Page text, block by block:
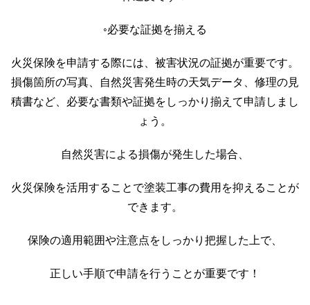
◦必要な証拠を揃える
火災保険を申請する際には、被害状況の証拠が重要です。
損傷箇所の写真、自然災害発生時の天気データ、修理の見
積書など、必要な書類や証拠をしっかり揃えて申請しまし
ょう。
自然災害による損傷が発生した場合、
火災保険を活用することで塗装工事の費用を抑えることが
できます。
保険の適用範囲や注意点をしっかり把握した上で、
正しい手順で申請を行うことが重要です！